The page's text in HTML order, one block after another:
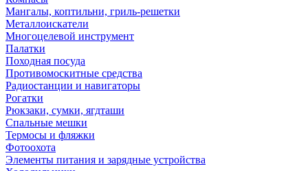
Мангалы, коптильни, гриль-решетки
Металлоискатели
Многоцелевой инструмент
Палатки
Походная посуда
Противомоскитные средства
Радиостанции и навигаторы
Рогатки
Рюкзаки, сумки, ягдташи
Спальные мешки
Термосы и фляжки
Фотоохота
Элементы питания и зарядные устройства